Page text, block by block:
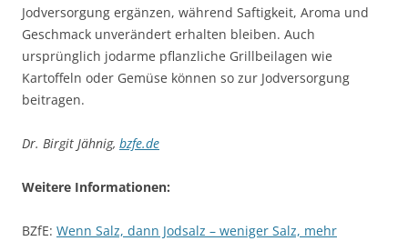
Jodversorgung ergänzen, während Saftigkeit, Aroma und
Geschmack unverändert erhalten bleiben. Auch
ursprünglich jodarme pflanzliche Grillbeilagen wie
Kartoffeln oder Gemüse können so zur Jodversorgung
beitragen.
Dr. Birgit Jähnig, bzfe.de
Weitere Informationen:
BZfE: Wenn Salz, dann Jodsalz – weniger Salz, mehr